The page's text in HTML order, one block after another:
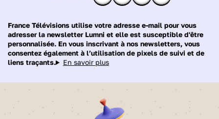
France Télévisions utilise votre adresse e-mail pour vous
adresser la newsletter Lumni et elle est susceptible d'être
personnalisée. En vous inscrivant à nos newsletters, vous
consentez également à l’utilisation de pixels de suivi et de
liens traçants.
En savoir plus